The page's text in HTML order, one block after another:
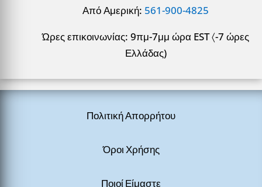
Από Αμερική: 561-900-4825
Ώρες επικοινωνίας: 9πμ-7μμ ώρα EST 〈-7 ώρες
Ελλάδας)
Πολιτική Απορρήτου
Όροι Χρήσης
Ποιοί Είμαστε